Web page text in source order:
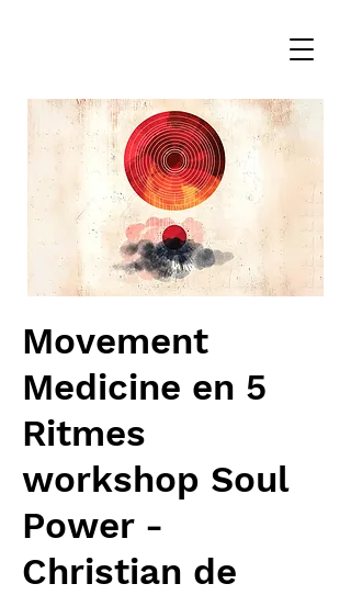
Movement
Medicine en 5
Ritmes
workshop Soul
Power -
Christian de